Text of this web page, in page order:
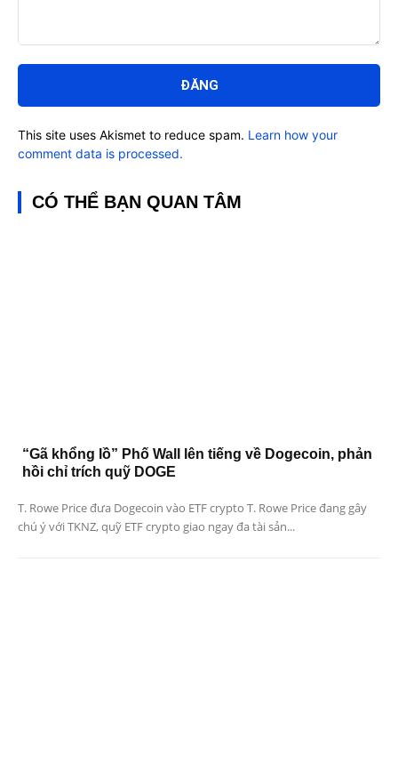
luận:
This site uses Akismet to reduce spam. Learn how your
comment data is processed.
CÓ THỂ BẠN QUAN TÂM
“Gã khổng lồ” Phố Wall lên tiếng về Dogecoin, phản
hồi chỉ trích quỹ DOGE
T. Rowe Price đưa Dogecoin vào ETF crypto T. Rowe Price đang gây
chú ý với TKNZ, quỹ ETF crypto giao ngay đa tài sản...